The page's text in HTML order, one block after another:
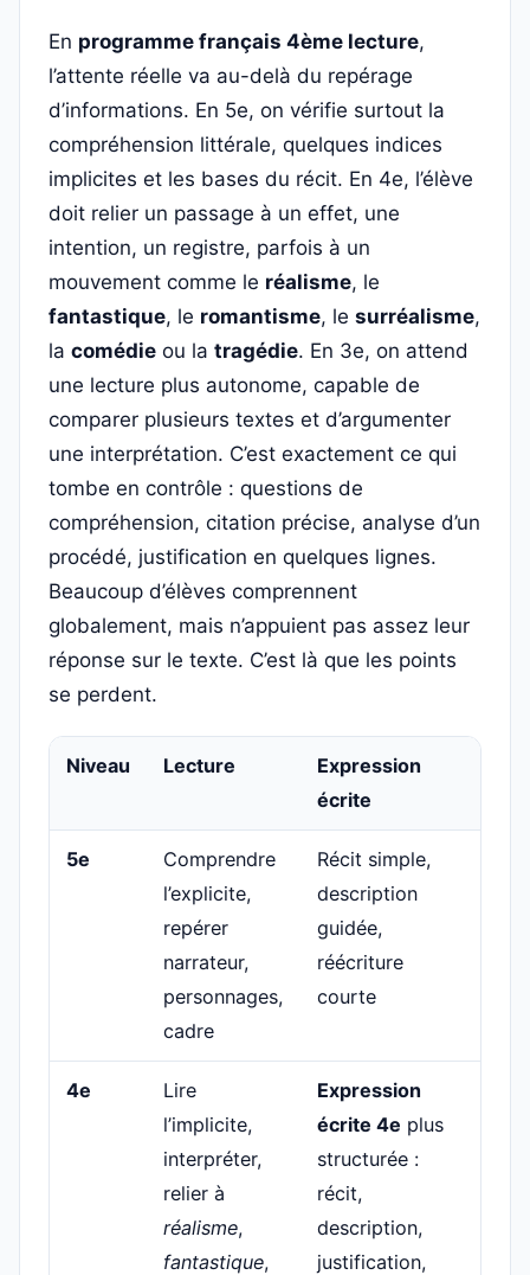
En programme français 4ème lecture,
l’attente réelle va au-delà du repérage
d’informations. En 5e, on vérifie surtout la
compréhension littérale, quelques indices
implicites et les bases du récit. En 4e, l’élève
doit relier un passage à un effet, une
intention, un registre, parfois à un
mouvement comme le réalisme, le
fantastique, le romantisme, le surréalisme,
la comédie ou la tragédie. En 3e, on attend
une lecture plus autonome, capable de
comparer plusieurs textes et d’argumenter
une interprétation. C’est exactement ce qui
tombe en contrôle : questions de
compréhension, citation précise, analyse d’un
procédé, justification en quelques lignes.
Beaucoup d’élèves comprennent
globalement, mais n’appuient pas assez leur
réponse sur le texte. C’est là que les points
se perdent.
Niveau Lecture
Expression
écrite
5e
Comprendre
l’explicite,
repérer
narrateur,
personnages,
cadre
Récit simple,
description
guidée,
réécriture
courte
4e
Lire
l’implicite,
interpréter,
relier à
réalisme,
fantastique,
Expression
écrite 4e plus
structurée :
récit,
description,
justification,